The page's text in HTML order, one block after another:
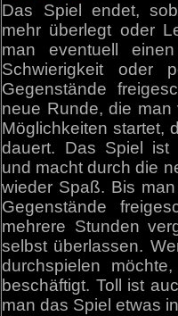
Das Spiel endet,
mehr überlegt oder
man eventuell
Schwierigkeit oder
Gegenstände
neue Runde, die
Möglichkeiten startet,
dauert. Das Spiel ist
und macht durch die
wieder Spaß. Bis
Gegenstände
mehrere Stunden
selbst überlassen.
durchspielen
beschäftigt. Toll ist
man das Spiel etwas